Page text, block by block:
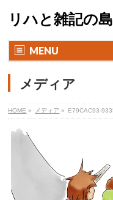
リハと雑記の島
MENU
メディア
HOME » メディア » E79CAC93-